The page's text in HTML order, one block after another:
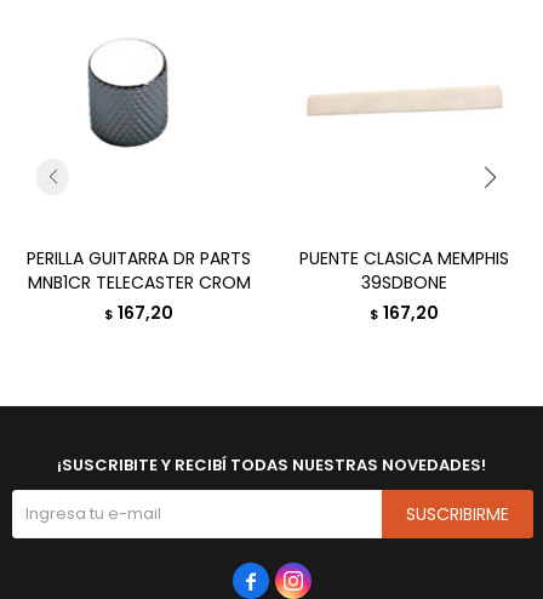
PERILLA GUITARRA DR PARTS
MNB1CR TELECASTER CROM
$ 167,20
PUENTE CLASICA MEMPHIS
39SDBONE
$ 167,20
¡SUSCRIBITE Y RECIBÍ TODAS NUESTRAS NOVEDADES!
SUSCRIBIRME
 